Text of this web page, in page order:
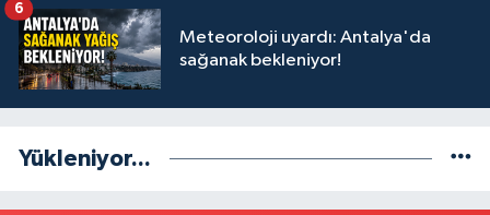
Meteoroloji uyardı: Antalya'da
sağanak bekleniyor!
6
Yükleniyor...